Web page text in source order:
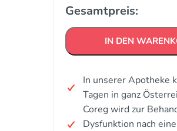
Gesamtpreis:
IN DEN
In unserer Apotheke
Tagen in ganz
Coreg wird zur
Dysfunktion nach